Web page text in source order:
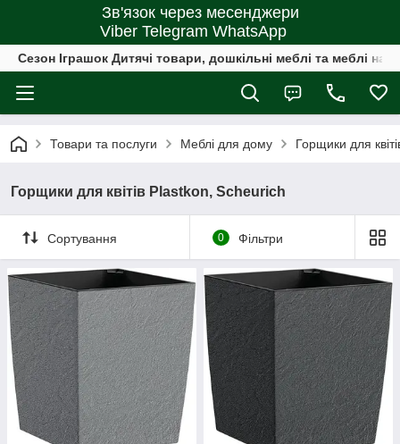
Зв'язок через месенджери
Viber Telegram WhatsApp
Сезон Іграшок Дитячі товари, дошкільні меблі та меблі на
Товари та послуги Меблі для дому Горщики для
Горщики для квітів Plastkon, Scheurich
Сортування 0 Фільтри